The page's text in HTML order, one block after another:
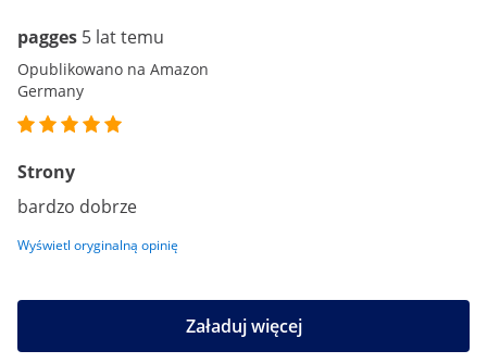
pagges 5 lat temu
Opublikowano na Amazon
Germany
Strony
bardzo dobrze
Wyświetl oryginalną opinię
Załaduj więcej